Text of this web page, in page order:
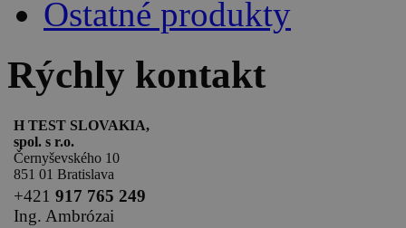
Ostatné produkty
Rýchly kontakt
H TEST SLOVAKIA,
spol. s r.o.
Černyševského 10
851 01 Bratislava
+421 917 765 249
Ing. Ambrózai